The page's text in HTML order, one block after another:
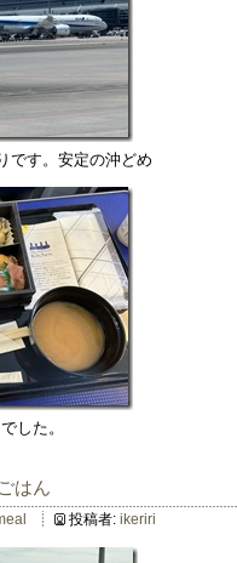
です。安定の沖どめ
した。
はん
投稿者: ikeriri